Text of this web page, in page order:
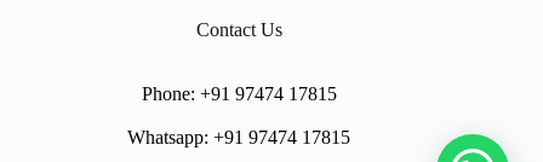
Contact Us
Phone: +91 97474 17815
Whatsapp:+91 97474 17815